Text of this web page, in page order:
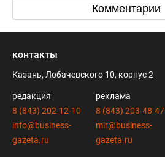
Комментарии
контакты
Казань, Лобачевского 10, корпус 2
редакция
8 (843) 202-12-10
info@business-
gazeta.ru
реклама
8 (843) 203-48-47
mir@business-
gazeta.ru